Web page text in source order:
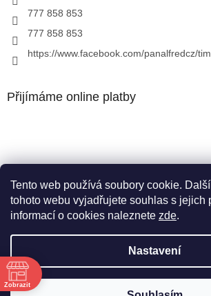
Tento web používá soubory cookie.
tohoto webu vyjadřujete souhlas s jejich
informací o cookies naleznete zde.
Nastavení
777 858 853
777 858 853
https://www.facebook.com/panalfredcz/
Přijímáme online platby
Facebook
Vytvořil Shoptet
Zobrazit